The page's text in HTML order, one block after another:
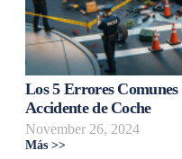
Los 5 Errores
Accidente de Coche
November 26, 2024
Más >>